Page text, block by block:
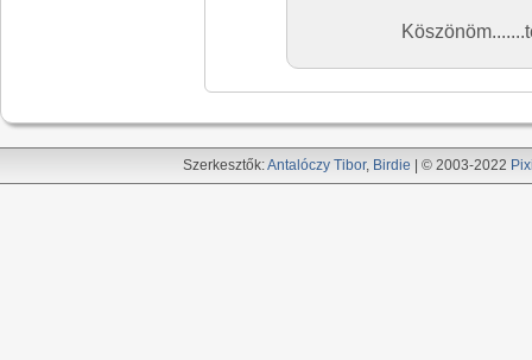
Szerkesztők:Antalóczy Tibor, Birdie | © 2003-2022